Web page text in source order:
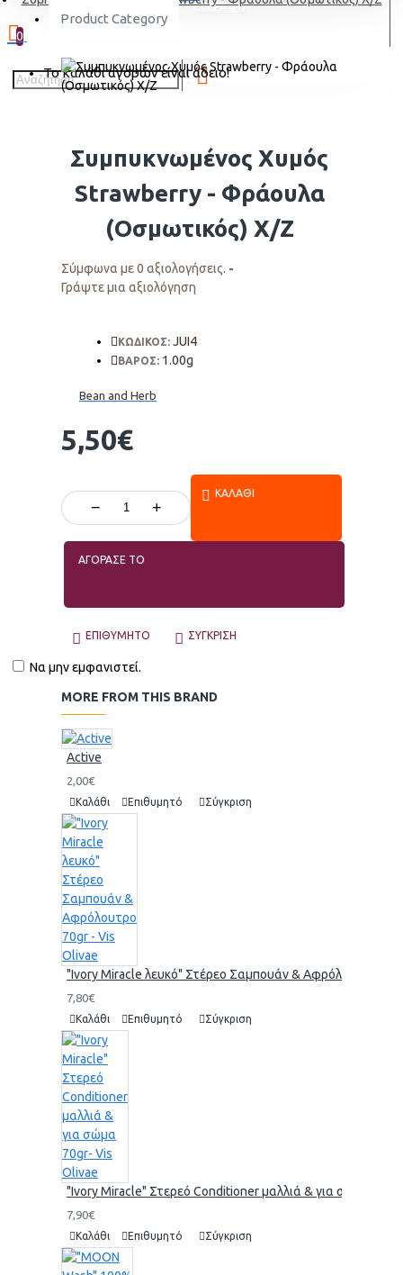
Να μην εμφανιστεί.
ΕΓΓΡΑΦΗ
Product Category
0
Το καλάθι αγορών είναι άδειο!
Συμπυκνωμένος Χυμός
Strawberry - Φράουλα
(Οσμωτικός) Χ/Ζ
Σύμφωνα με 0 αξιολογήσεις. -
Γράψτε μια αξιολόγηση
5,50€
ΚΩΔΙΚΟΣ: JUI4
ΒΑΡΟΣ: 1.00g
Bean and Herb
− +
ΚΑΛΆΘΙ
ΑΓΟΡΑΣΕ ΤΟ
ΕΠΙΘΥΜΗΤΌ ΣΎΓΚΡΙΣΗ
MORE FROM THIS BRAND
Active
2,00€
Καλάθι Επιθυμητό Σύγκριση
"Ivory Miracle λευκό" Στέρεο Σαμπουάν & Αφρόλουτρο
7,80€
Καλάθι Επιθυμητό Σύγκριση
"Ivory Miracle" Στερεό Conditioner μαλλιά & για σώμα
7,90€
Καλάθι Επιθυμητό Σύγκριση